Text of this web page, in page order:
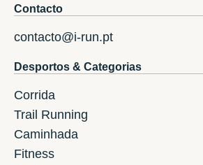
Contacto
contacto@i-run.pt
Desportos & Categorias
Corrida
Trail Running
Caminhada
Fitness